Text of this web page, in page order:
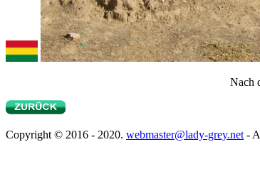
Nach
Copyright © 2016 - 2020. webmaster@lady-grey.net -